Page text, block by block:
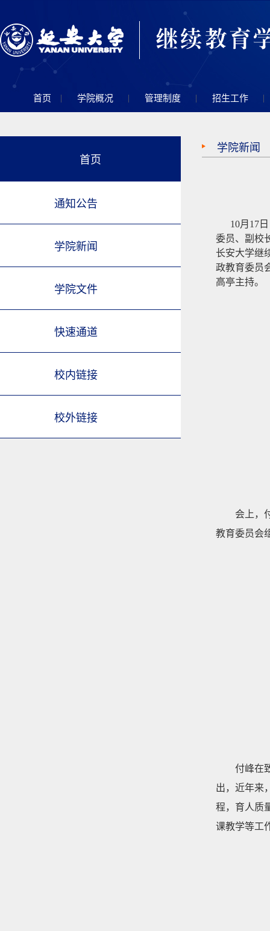
首页 | 学院概况 | 管理制度 | 招生工作 |
首页
通知公告
学院新闻
学院文件
快速通道
校内链接
校外链接
学院新闻
10月17
委员、副校
长安大学继
政教育委员
高亭主持。
会上，
教育委员会
付峰在
出，近年来
程，育人质
课教学等工